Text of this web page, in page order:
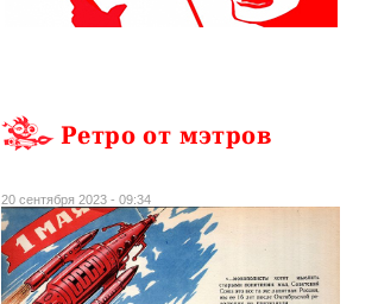
Ретро от мэтров
20 сентября 2023 - 09:34